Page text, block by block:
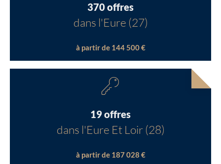
370 offres
dans l'Eure (27)
à partir de 144 500 €
19 offres
dans l'Eure Et Loir (28)
à partir de 187 028 €